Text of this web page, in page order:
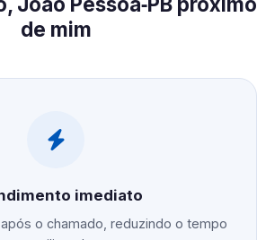
de mim
imediato
o chamado, reduzindo o tempo